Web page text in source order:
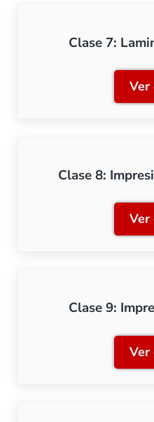
Clase 7:
Ver
Clase 8:
Ver
Clase 9:
Ver